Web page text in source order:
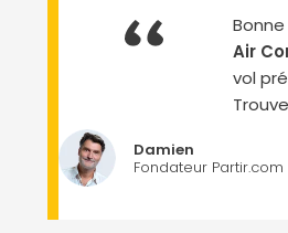
Air
vol
Damien
Fondateur Partir.com